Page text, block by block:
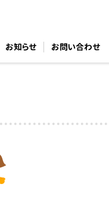
お知らせ お問い合わせ